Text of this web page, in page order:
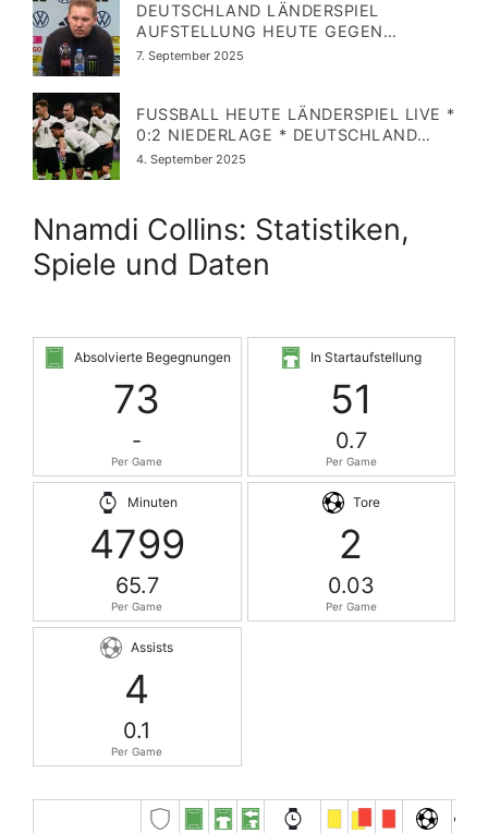
DEUTSCHLAND LÄNDERSPIEL
AUFSTELLUNG HEUTE GEGEN
NORDIRLAND: 3:1 - NAGELSMANN MIT
Veröffentlicht
7. September 2025
FUSSBALL HEUTE LÄNDERSPIEL LIVE * 0
:2 NIEDERLAGE * DEUTSCHLAND S
TARTAUFSTELLUNG GEGEN S
Veröffentlicht
4. September 2025
Nnamdi Collins: Statistiken,
Spiele und Daten
Absolvierte Begegnungen
73
-
Per Game
In Startaufstellung
51
0.7
Per Game
Minuten
4799
65.7
Per Game
Tore
2
0.03
Per Game
Assists
4
0.1
Per Game